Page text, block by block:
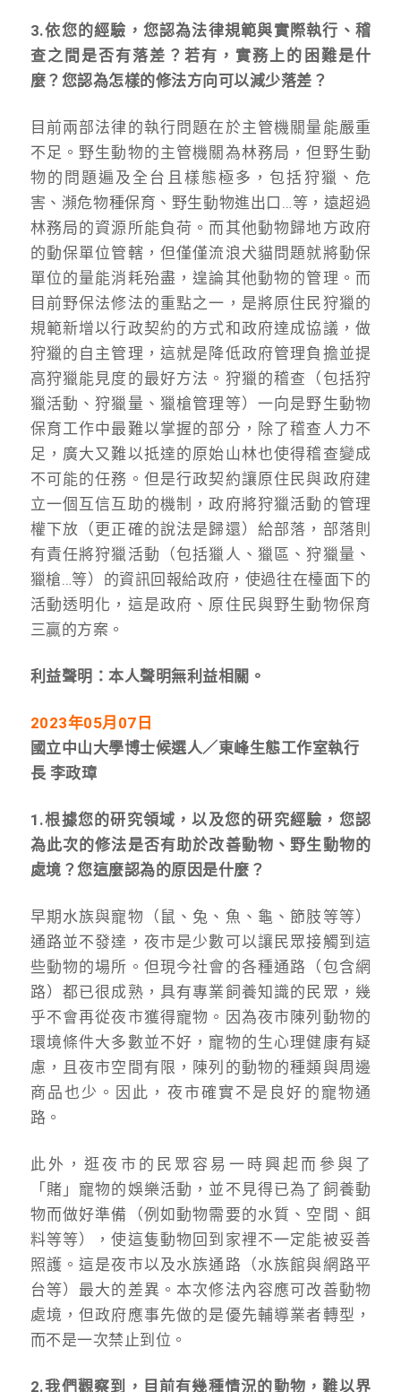
3.依您的經驗，您認為法律規範與實際執行、稽
查之間是否有落差？若有，實務上的困難是什
麼？您認為怎樣的修法方向可以減少落差？
目前兩部法律的執行問題在於主管機關量能嚴重
不足。野生動物的主管機關為林務局，但野生動
物的問題遍及全台且樣態極多，包括狩獵、危
害、瀕危物種保育、野生動物進出口…等，遠超過
林務局的資源所能負荷。而其他動物歸地方政府
的動保單位管轄，但僅僅流浪犬貓問題就將動保
單位的量能消耗殆盡，遑論其他動物的管理。而
目前野保法修法的重點之一，是將原住民狩獵的
規範新增以行政契約的方式和政府達成協議，做
狩獵的自主管理，這就是降低政府管理負擔並提
高狩獵能見度的最好方法。狩獵的稽查（包括狩
獵活動、狩獵量、獵槍管理等）一向是野生動物
保育工作中最難以掌握的部分，除了稽查人力不
足，廣大又難以抵達的原始山林也使得稽查變成
不可能的任務。但是行政契約讓原住民與政府建
立一個互信互助的機制，政府將狩獵活動的管理
權下放（更正確的說法是歸還）給部落，部落則
有責任將狩獵活動（包括獵人、獵區、狩獵量、
獵槍…等）的資訊回報給政府，使過往在檯面下的
活動透明化，這是政府、原住民與野生動物保育
三贏的方案。
利益聲明：本人聲明無利益相關。
2023年05月07日
國立中山大學博士候選人／東峰生態工作室執行
長 李政璋
1.根據您的研究領域，以及您的研究經驗，您認
為此次的修法是否有助於改善動物、野生動物的
處境？您這麼認為的原因是什麼？
早期水族與寵物（鼠、兔、魚、龜、節肢等等）
通路並不發達，夜市是少數可以讓民眾接觸到這
些動物的場所。但現今社會的各種通路（包含網
路）都已很成熟，具有專業飼養知識的民眾，幾
乎不會再從夜市獲得寵物。因為夜市陳列動物的
環境條件大多數並不好，寵物的生心理健康有疑
慮，且夜市空間有限，陳列的動物的種類與周邊
商品也少。因此，夜市確實不是良好的寵物通
路。
此外，逛夜市的民眾容易一時興起而參與了
「賭」寵物的娛樂活動，並不見得已為了飼養動
物而做好準備（例如動物需要的水質、空間、餌
料等等），使這隻動物回到家裡不一定能被妥善
照護。這是夜市以及水族通路（水族館與網路平
台等）最大的差異。本次修法內容應可改善動物
處境，但政府應事先做的是優先輔導業者轉型，
而不是一次禁止到位。
2.我們觀察到，目前有幾種情況的動物，難以界